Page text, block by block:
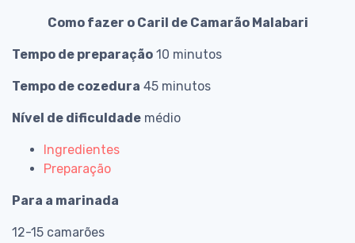
Como fazer o Caril de Camarão Malabari
Tempo de preparação 10 minutos
Tempo de cozedura 45 minutos
Nível de dificuldade médio
Ingredientes
Preparação
Para a marinada
12-15 camarões